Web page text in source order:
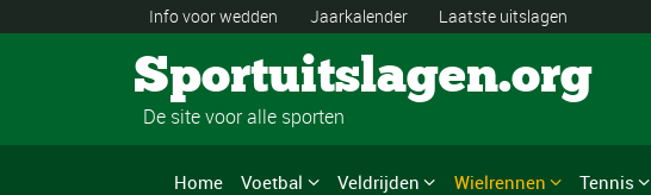
Info voor wedden Jaarkalender Laatste uitslagen
Sportuitslagen.org
De site voor alle sporten
Home Voetbal Veldrijden Wielrennen Tennis